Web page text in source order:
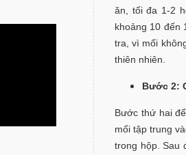
ăn, tối đa 1-2
khoảng 10 đến
tra, vì mối
thiên nhiên.
Bước 2:
Bước thứ hai
mối tập trung
trong hộp. Sau